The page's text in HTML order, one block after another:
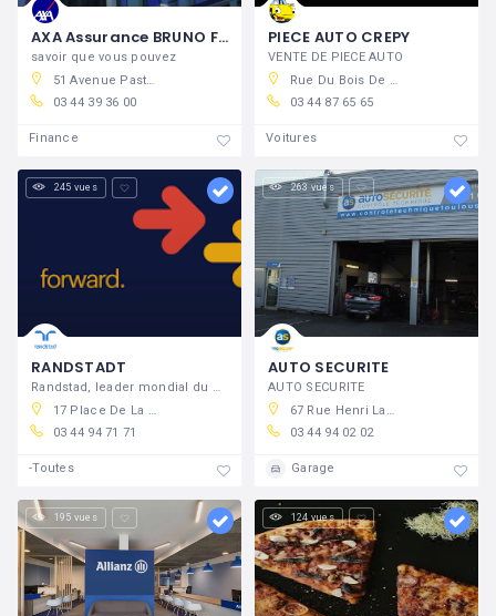
AXA Assurance BRUNO FORTIER
savoir que vous pouvez
51 Avenue Pasteur, 60800 Crépy-en-Valois, France
03 44 39 36 00
Finance
PIECE AUTO CREPY
VENTE DE PIECE AUTO
Rue Du Bois De Tillet, 60800 Crépy-en-Valois, France
03 44 87 65 65
Voitures
245 vues
RANDSTADT
Randstad, leader mondial du conseil en
17 Place De La République, 60800 Crépy-en-Valois, France
03 44 94 71 71
-Toutes
263 vues
AUTO SECURITE
AUTO SECURITE
67 Rue Henri Laroche, 60800 Crépy-en-Valois, France
03 44 94 02 02
Garage
195 vues 124 vues